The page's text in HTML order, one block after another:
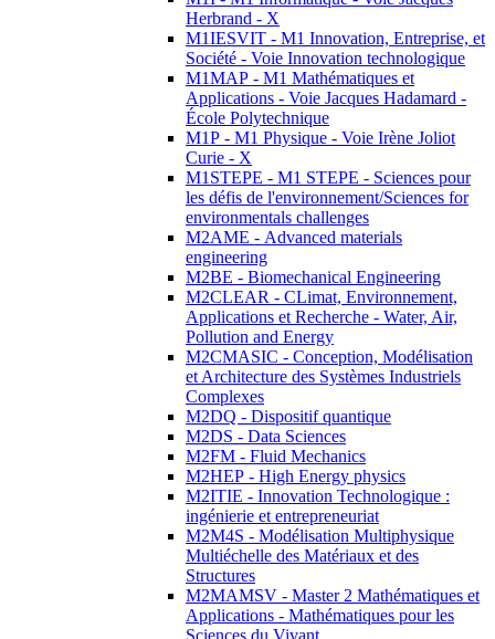
Herbrand - X
M1IESVIT - M1 Innovation, Entreprise, et
Société - Voie Innovation technologique
M1MAP - M1 Mathématiques et
Applications - Voie Jacques Hadamard -
École Polytechnique
M1P - M1 Physique - Voie Irène Joliot
Curie - X
M1STEPE - M1 STEPE - Sciences pour
les défis de l'environnement/Sciences for
environmentals challenges
M2AME - Advanced materials
engineering
M2BE - Biomechanical Engineering
M2CLEAR - CLimat, Environnement,
Applications et Recherche - Water, Air,
Pollution and Energy
M2CMASIC - Conception, Modélisation
et Architecture des Systèmes Industriels
Complexes
M2DQ - Dispositif quantique
M2DS - Data Sciences
M2FM - Fluid Mechanics
M2HEP - High Energy physics
M2ITIE - Innovation Technologique :
ingénierie et entrepreneuriat
M2M4S - Modélisation Multiphysique
Multiéchelle des Matériaux et des
Structures
M2MAMSV - Master 2 Mathématiques et
Applications - Mathématiques pour les
Sciences du Vivant